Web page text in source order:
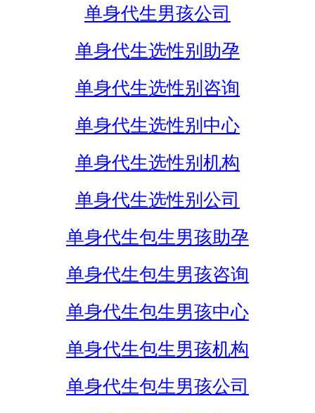
单身代生男孩公司
单身代生选性别助孕
单身代生选性别咨询
单身代生选性别中心
单身代生选性别机构
单身代生选性别公司
单身代生包生男孩助孕
单身代生包生男孩咨询
单身代生包生男孩中心
单身代生包生男孩机构
单身代生包生男孩公司